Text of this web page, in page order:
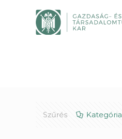
Szűrés Kategória